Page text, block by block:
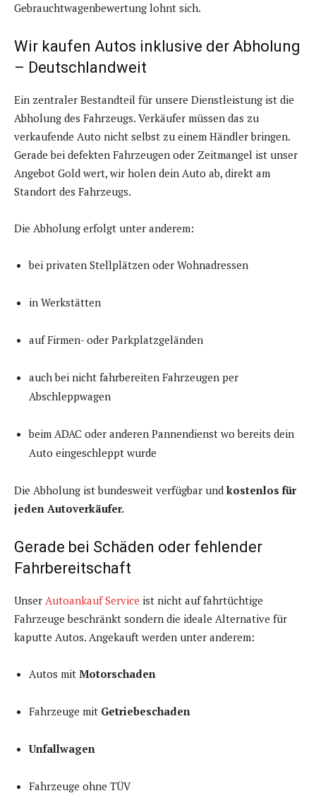
Gebrauchtwagenbewertung lohnt sich.
Wir kaufen Autos inklusive der Abholung
– Deutschlandweit
Ein zentraler Bestandteil für unsere Dienstleistung ist die
Abholung des Fahrzeugs. Verkäufer müssen das zu
verkaufende Auto nicht selbst zu einem Händler bringen.
Gerade bei defekten Fahrzeugen oder Zeitmangel ist unser
Angebot Gold wert, wir holen dein Auto ab, direkt am
Standort des Fahrzeugs.
Die Abholung erfolgt unter anderem:
bei privaten Stellplätzen oder Wohnadressen
in Werkstätten
auf Firmen- oder Parkplatzgeländen
auch bei nicht fahrbereiten Fahrzeugen per
Abschleppwagen
beim ADAC oder anderen Pannendienst wo bereits dein
Auto eingeschleppt wurde
Die Abholung ist bundesweit verfügbar und kostenlos für
jeden Autoverkäufer.
Gerade bei Schäden oder fehlender
Fahrbereitschaft
Unser Autoankauf Service ist nicht auf fahrtüchtige
Fahrzeuge beschränkt sondern die ideale Alternative für
kaputte Autos. Ange­kauft werden unter anderem:
Autos mit Motorschaden
Fahrzeuge mit Getriebeschaden
Unfallwagen
Fahrzeuge ohne TÜV